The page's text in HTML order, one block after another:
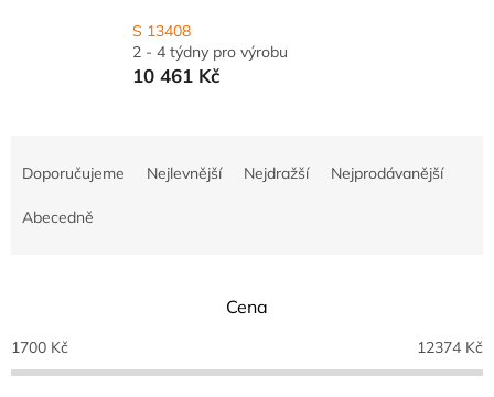
S 13408
2 - 4 týdny pro výrobu
10 461 Kč
o
d
Doporučujeme Nejlevnější Nejdražší Nejprodávanější
Abecedně
Cena
1700 Kč 12374 Kč